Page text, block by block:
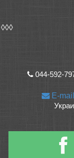
◊◊◊
044-592-
E-